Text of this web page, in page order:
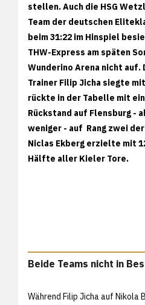
stellen. Auch die HSG
Team der deutschen
beim 31:22 im Hinspiel
THW-Express am späten
Wunderino Arena nicht auf.
Trainer Filip Jicha siegte mit
rückte in der Tabelle mit
Rückstand auf Flensburg -
weniger - auf Rang zwei
Niclas Ekberg erzielte mit
Hälfte aller Kieler Tore.
Beide Teams nicht in
Während Filip Jicha auf Nikola